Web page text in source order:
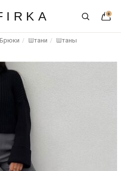
0
Штани Штаны